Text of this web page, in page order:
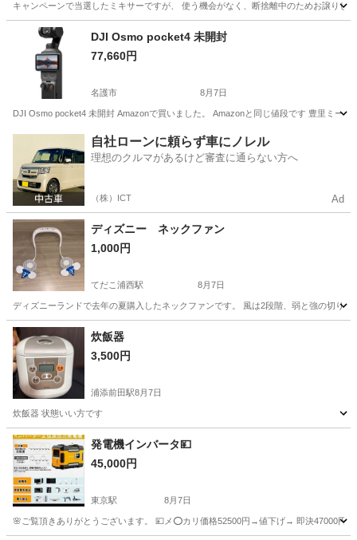
キャンペーンで当選したミキサーですが、 使う機会がなく、断捨離中のためお譲り
島尻郡 キッチン家電
DJI Osmo pocket4 未開封
77,660円
名護市 8月7日
DJI Osmo pocket4 未開封 Amazonで買いました。 Amazonと同じ値段です 豊里ミート
カメラ DJI
自社ローンに頼らず車にノレル
理想のクルマがあるけど審査に通らない方へ
（株）ICT Ad
ディズニー ネックファン
1,000円
てだこ浦西駅 8月7日
ディズニーランドで去年の夏購入したネックファンです。 風は2段階、弱と強の切り
沖縄 浦添市 てだこ浦西駅
炊飯器
3,500円
浦添前田駅8月7日
炊飯器 状態いい方です
沖縄 宜野湾市 浦添前田駅 キッチン家電
発電機インバータ💴
45,000円
東京駅 8月7日
🌸ご覧頂きありがとうございます。 💴メ⭕カリ価格52500円→値下げ→ 即決